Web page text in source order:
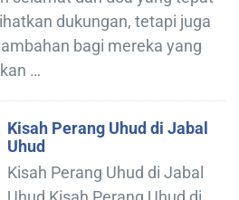
dukungan, tetapi juga
bagi mereka yang
…
Kisah Perang Uhud di Jabal
Uhud
Kisah Perang Uhud di Jabal